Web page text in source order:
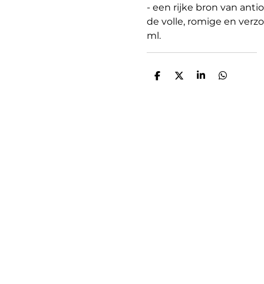
- een rijke bron van
de volle, romige en
ml.
D
D
S
D